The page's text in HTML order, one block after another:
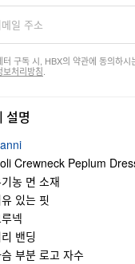
터 구독 시, HBX의 약관에 동의하시
보처리방침
설명
Crewneck Peplum
농 면 소재
있는 핏
넥
밴딩
부분 로고 자수